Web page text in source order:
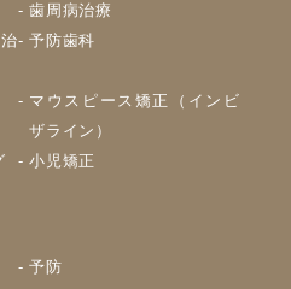
歯周病治療
予防歯科
マウスピース矯正（インビ
ザライン）
小児矯正
予防